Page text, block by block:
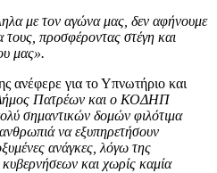
με τον αγώνα μας, δεν αφήνουμε
τους, προσφέροντας στέγη και
μας».
ανέφερε για το Υπνωτήριο και
Πατρέων και ο ΚΟΔΗΠ
σημαντικών δομών φιλότιμα
να εξυπηρετήσουν
ανάγκες, λόγω της
και χωρίς καμία